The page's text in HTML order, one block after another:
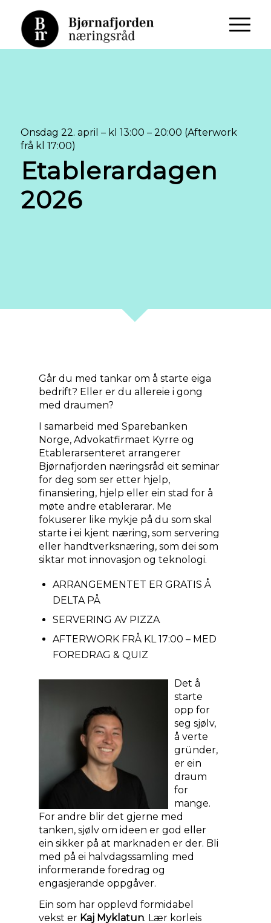
Onsdag 22. april – kl 13:00 – 20:00 (Afterwork
frå kl 17:00)
Etablerardagen
2026
Går du med tankar om å starte eiga
bedrift? Eller er du allereie i gong
med draumen?
I samarbeid med Sparebanken
Norge, Advokatfirmaet Kyrre og
Etablerarsenteret arrangerer
Bjørnafjorden næringsråd eit seminar
for deg som ser etter hjelp,
finansiering, hjelp eller ein stad for å
møte andre etablerarar. Me
fokuserer like mykje på du som skal
starte i ei kjent næring, som servering
eller handtverksnæring, som dei som
siktar mot innovasjon og teknologi.
ARRANGEMENTET ER GRATIS Å
DELTA PÅ
SERVERING AV PIZZA
AFTERWORK FRÅ KL 17:00 – MED
FOREDRAG & QUIZ
Det å
starte
opp for
seg sjølv,
å verte
gründer,
er ein
draum
for
mange.
For andre blir det gjerne med
tanken, sjølv om ideen er god eller
ein sikker på at marknaden er der. Bli
med på ei halvdagssamling med
informerande foredrag og
engasjerande oppgåver.
Ein som har opplevd formidabel
vekst er Kaj Myklatun. Lær korleis